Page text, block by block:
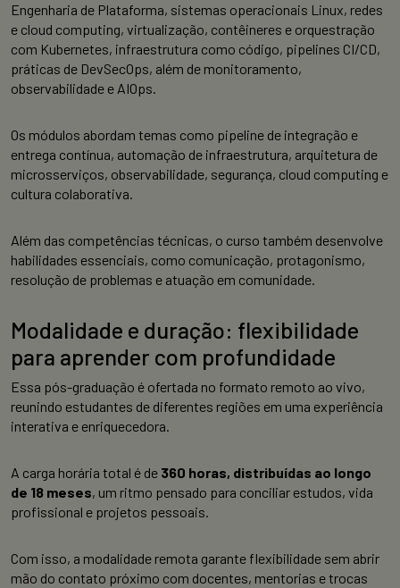
Engenharia de Plataforma, sistemas operacionais Linux, redes
e cloud computing, virtualização, contêineres e orquestração
com Kubernetes, infraestrutura como código, pipelines CI/CD,
práticas de DevSecOps, além de monitoramento,
observabilidade e AIOps.
Os módulos abordam temas como pipeline de integração e
entrega contínua, automação de infraestrutura, arquitetura de
microsserviços, observabilidade, segurança, cloud computing e
cultura colaborativa.
Além das competências técnicas, o curso também desenvolve
habilidades essenciais, como comunicação, protagonismo,
resolução de problemas e atuação em comunidade.
Modalidade e duração: flexibilidade
para aprender com profundidade
Essa pós-graduação é ofertada no formato remoto ao vivo,
reunindo estudantes de diferentes regiões em uma experiência
interativa e enriquecedora.
A carga horária total é de 360 horas, distribuídas ao longo
de 18 meses, um ritmo pensado para conciliar estudos, vida
profissional e projetos pessoais.
Com isso, a modalidade remota garante flexibilidade sem abrir
mão do contato próximo com docentes, mentorias e trocas